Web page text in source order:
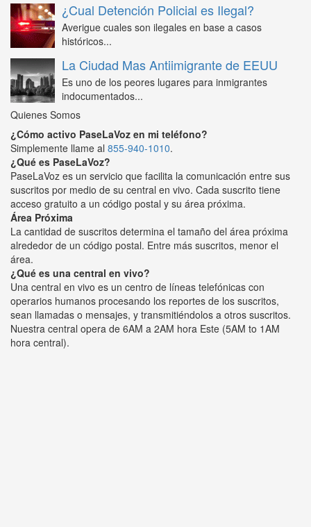
¿Cual Detención Policial es Ilegal?
Averigue cuales son ilegales en base a casos
históricos...
La Ciudad Mas Antiimigrante de EEUU
Es uno de los peores lugares para inmigrantes
indocumentados...
Quienes Somos
¿Cómo activo PaseLaVoz en mi teléfono?
Simplemente llame al 855-940-1010.
¿Qué es PaseLaVoz?
PaseLaVoz es un servicio que facilita la comunicación entre sus
suscritos por medio de su central en vivo. Cada suscrito tiene
acceso gratuito a un código postal y su área próxima.
Área Próxima
La cantidad de suscritos determina el tamaño del área próxima
alrededor de un código postal. Entre más suscritos, menor el
área.
¿Qué es una central en vivo?
Una central en vivo es un centro de líneas telefónicas con
operarios humanos procesando los reportes de los suscritos,
sean llamadas o mensajes, y transmitiéndolos a otros suscritos.
Nuestra central opera de 6AM a 2AM hora Este (5AM to 1AM
hora central).